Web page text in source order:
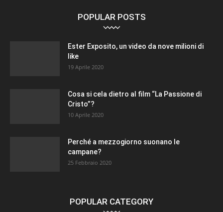
POPULAR POSTS
Ester Exposito, un video da nove milioni di
like
19 Aprile 2020
Cosa si cela dietro al film “La Passione di
Cristo”?
10 Aprile 2020
Perché a mezzogiorno suonano le
campane?
25 Febbraio 2020
POPULAR CATEGORY